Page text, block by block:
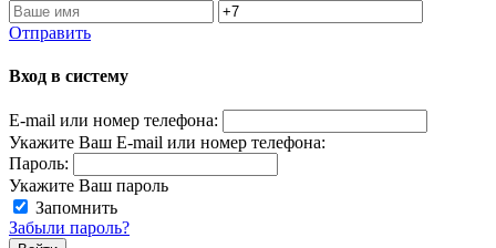
Отправить
Вход в систему
E-mail или номер телефона:
Укажите Ваш E-mail или номер телефона:
Пароль:
Укажите Ваш пароль
Запомнить
Забыли пароль?